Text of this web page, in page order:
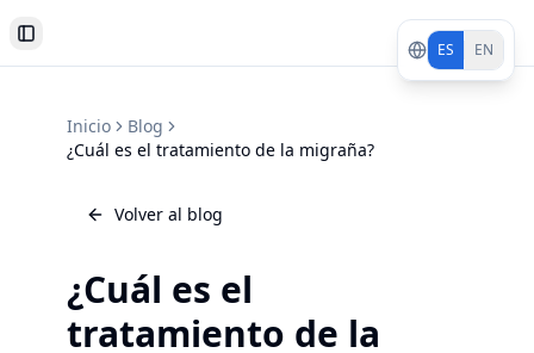
Toggle Sidebar
Inicio
Blog
¿Cuál es el tratamiento de la migraña?
Volver al blog
¿Cuál es el
tratamiento de la
ES EN